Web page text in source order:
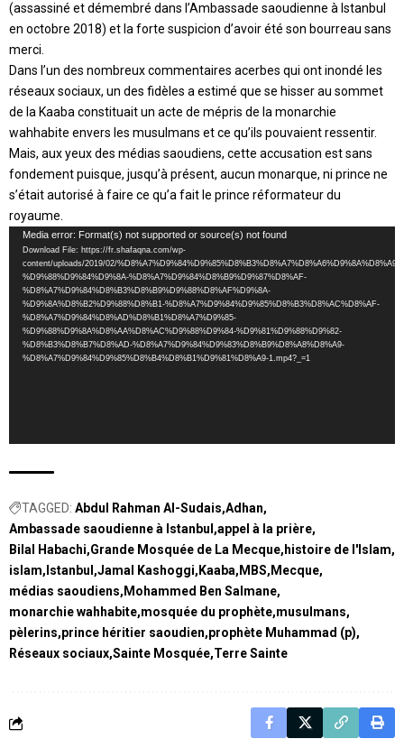
(assassiné et démembré dans l’Ambassade saoudienne à Istanbul
en octobre 2018) et la forte suspicion d’avoir été son bourreau sans
merci.
Dans l’un des nombreux commentaires acerbes qui ont inondé les
réseaux sociaux, un des fidèles a estimé que se hisser au sommet
de la Kaaba constituait un acte de mépris de la monarchie
wahhabite envers les musulmans et ce qu’ils pouvaient ressentir.
Mais, aux yeux des médias saoudiens, cette accusation est sans
fondement puisque, jusqu’à présent, aucun monarque, ni prince ne
s’était autorisé à faire ce qu’a fait le prince réformateur du
royaume.
Video
Player
Media error: Format(s) not supported or source(s) not found
Download File: https://fr.shafaqna.com/wp-
content/uploads/2019/02/%D8%A7%D9%84%D9%85%D8%B3%D8%A7%D8%A6%D9%8A%D8%A9-
%D9%88%D9%84%D9%8A-%D8%A7%D9%84%D8%B9%D9%87%D8%AF-
%D8%A7%D9%84%D8%B3%D8%B9%D9%88%D8%AF%D9%8A-
%D9%8A%D8%B2%D9%88%D8%B1-%D8%A7%D9%84%D9%85%D8%B3%D8%AC%D8%AF-
%D8%A7%D9%84%D8%AD%D8%B1%D8%A7%D9%85-
%D9%88%D9%8A%D8%AA%D8%AC%D9%88%D9%84-%D9%81%D9%88%D9%82-
%D8%B3%D8%B7%D8%AD-%D8%A7%D9%84%D9%83%D8%B9%D8%A8%D8%A9-
%D8%A7%D9%84%D9%85%D8%B4%D8%B1%D9%81%D8%A9-1.mp4?_=1
TAGGED: Abdul Rahman Al-Sudais Adhan
Ambassade saoudienne à Istanbul appel à la prière
Bilal Habachi Grande Mosquée de La Mecque histoire de l'Islam
islam
Istanbul Jamal Kashoggi Kaaba MBS Mecque
médias saoudiens Mohammed Ben Salmane
monarchie wahhabite mosquée du prophète musulmans
pèlerins prince héritier saoudien prophète Muhammad (p)
Réseaux sociaux Sainte Mosquée Terre Sainte